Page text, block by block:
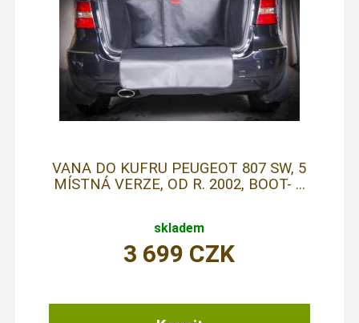
VANA DO KUFRU PEUGEOT 807 SW, 5
MÍSTNÁ VERZE, OD R. 2002, BOOT- ...
skladem
3 699 CZK